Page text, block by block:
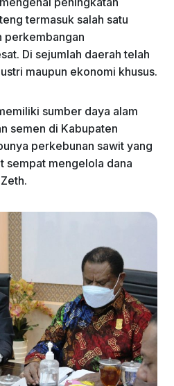
termasuk salah satu
perkembangan
Di sejumlah daerah telah
maupun ekonomi khusus.
sumber daya alam
semen di Kabupaten
perkebunan sawit yang
sempat mengelola dana